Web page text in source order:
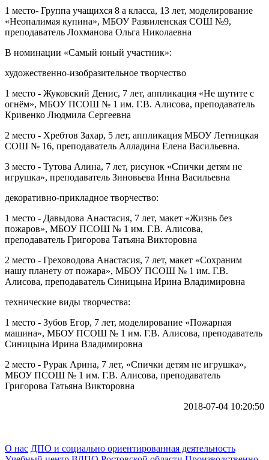
1 место- Группа учащихся 8 а класса, 13 лет, моделирование
«Неопалимая купина», МБОУ Развиленская СОШ №9,
преподаватель Лохманова Ольга Николаевна
В номинации «Самый юный участник»:
художественно-изобразительное творчество
1 место - Жуковский Денис, 7 лет, аппликация «Не шутите с
огнём», МБОУ ПСОШ № 1 им. Г.В. Алисова, преподаватель
Кривенко Людмила Сергеевна
2 место - Хребтов Захар, 5 лет, аппликация МБОУ Летницкая
СОШ № 16, преподаватель Алладина Елена Васильевна.
3 место - Тутова Алина, 7 лет, рисунок «Спички детям не
игрушка», преподаватель Зиновьева Инна Васильевна
декоративно-прикладное творчество:
1 место - Давыдова Анастасия, 7 лет, макет «Жизнь без
пожаров», МБОУ ПСОШ № 1 им. Г.В. Алисова,
преподаватель Григорова Татьяна Викторовна
2 место - Греховодова Анастасия, 7 лет, макет «Сохраним
нашу планету от пожара», МБОУ ПСОШ № 1 им. Г.В.
Алисова, преподаватель Синицына Ирина Владимировна
технические виды творчества:
1 место - Зубов Егор, 7 лет, моделирование «Пожарная
машина», МБОУ ПСОШ № 1 им. Г.В. Алисова, преподаватель
Синицына Ирина Владимировна
2 место - Рурак Арина, 7 лет, «Спички детям не игрушка»,
МБОУ ПСОШ № 1 им. Г.В. Алисова, преподаватель
Григорова Татьяна Викторовна
2018-07-04 10:20:50
О нас ДПО и социально ориентированная деятельность